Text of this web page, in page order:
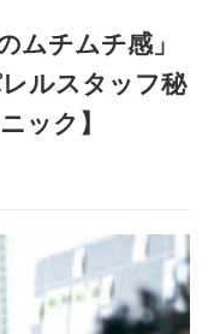
ムチムチ感」
ルスタッフ秘
ック】